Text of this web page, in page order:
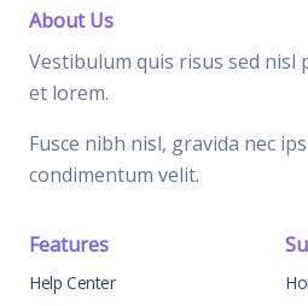
About Us
Vestibulum quis risus sed nisl
et lorem.
Fusce nibh nisl, gravida nec
condimentum velit.
Features
Help Center